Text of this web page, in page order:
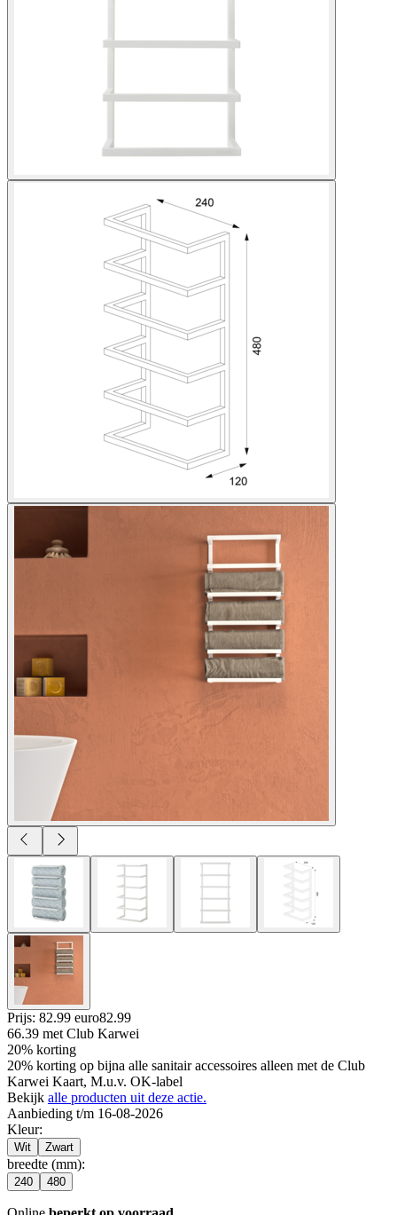
Prijs: 82.99 euro82.99
66.39 met Club Karwei
20% korting
20% korting op bijna alle sanitair accessoires alleen met de Club
Karwei Kaart, M.u.v. OK-label
Bekijk alle producten uit deze actie.
Aanbieding t/m 16-08-2026
Kleur:
Wit Zwart
breedte (mm):
240 480